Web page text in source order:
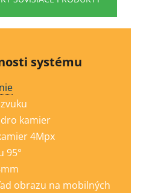
systému
kamier
4Mpx
95°
obrazu na mobilných